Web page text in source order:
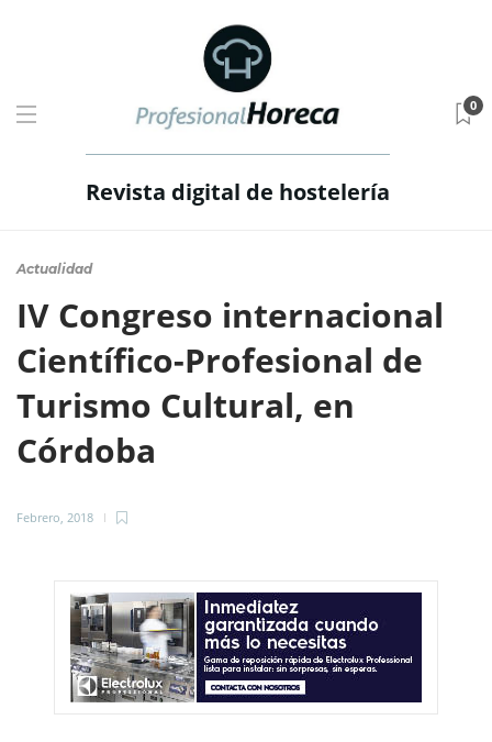
Revista digital de hostelería
0
Actualidad
IV Congreso internacional
Científico-Profesional de
Turismo Cultural, en
Córdoba
Febrero, 2018